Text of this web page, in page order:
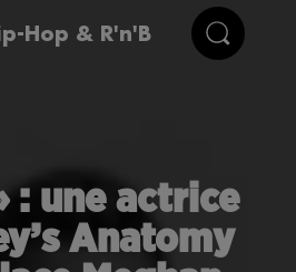
Hop & R'n'B
: une actrice
Anatomy